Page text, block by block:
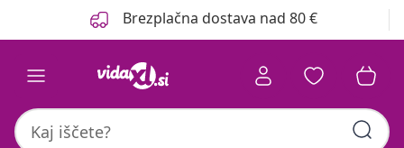
Brezplačna dostava nad 80 €